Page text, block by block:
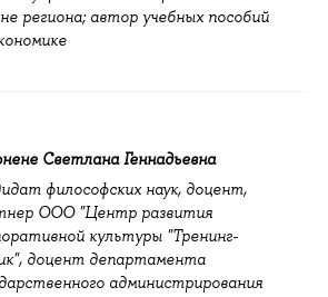
региона; автор учебных пособий
Светлана Геннадьевна
философских наук, доцент,
ООО "Центр развития
культуры "Тренинг-
доцент департамента
администрирования